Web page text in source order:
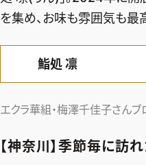
を集め、お味も雰囲気も最
鮨処 凛
エクラ華組・梅澤千佳子さんブ
【神奈川】季節毎に訪